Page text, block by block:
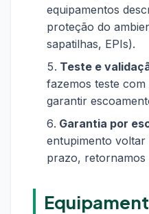
equipamentos
proteção do
sapatilhas, EPIs).
Teste e
fazemos teste
garantir
Garantia por
entupimento
prazo, retornamos